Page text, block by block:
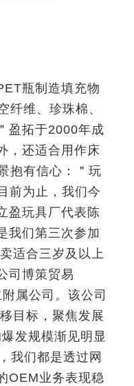
瓶制造填充物
维、珍珠棉、
盈拓于2000年成
，还适合用作床
抱有信心：＂玩
前为止，我们今
盈玩具厂代表陈
我们第三次参加
适合三岁及以上
司博策贸易
属公司。该公司
目标，聚焦发展
发规模渐见明显
我们都是透过网
OEM业务表现稳